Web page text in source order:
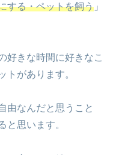
する・ペットを飼う 」
好きな時間に好きなこ
トがあります。
由なんだと思うこと
と思います。